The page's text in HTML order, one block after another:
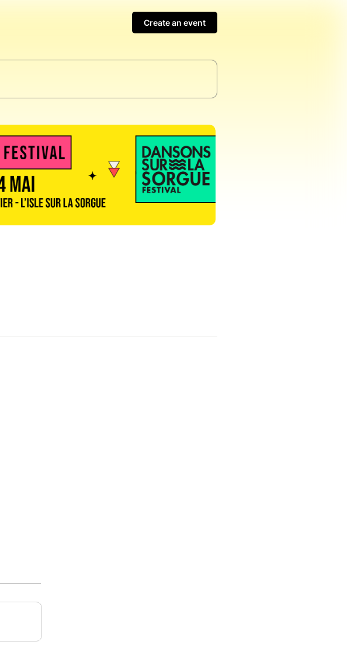
Create an event
–
la nuit :